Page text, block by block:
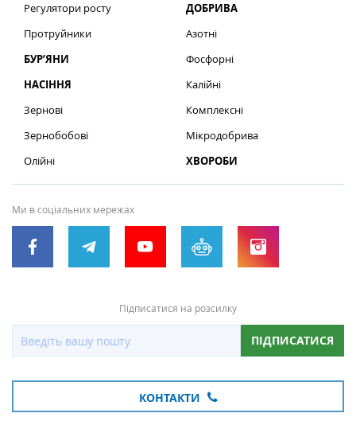
Регулятори росту
Протруйники
БУР’ЯНИ
НАСІННЯ
Зернові
Зернобобові
Олійні
ДОБРИВА
Азотні
Фосфорні
Калійні
Комплексні
Мікродобрива
ХВОРОБИ
Ми в соціальних мережах
Підписатися на розсилку
ПІДПИСАТИСЯ
КОНТАКТИ